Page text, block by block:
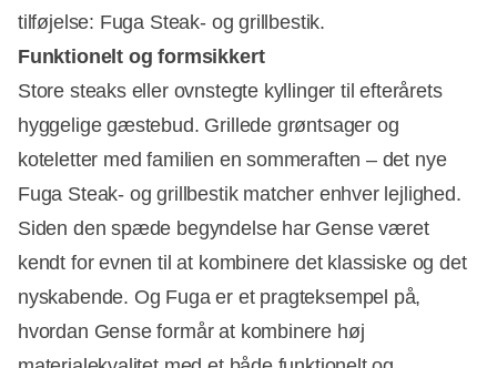
tilføjelse: Fuga Steak- og grillbestik.
Funktionelt og formsikkert
Store steaks eller ovnstegte kyllinger til efterårets
hyggelige gæstebud. Grillede grøntsager og
koteletter med familien en sommeraften – det nye
Fuga Steak- og grillbestik matcher enhver lejlighed.
Siden den spæde begyndelse har Gense været
kendt for evnen til at kombinere det klassiske og det
nyskabende. Og Fuga er et pragteksempel på,
hvordan Gense formår at kombinere høj